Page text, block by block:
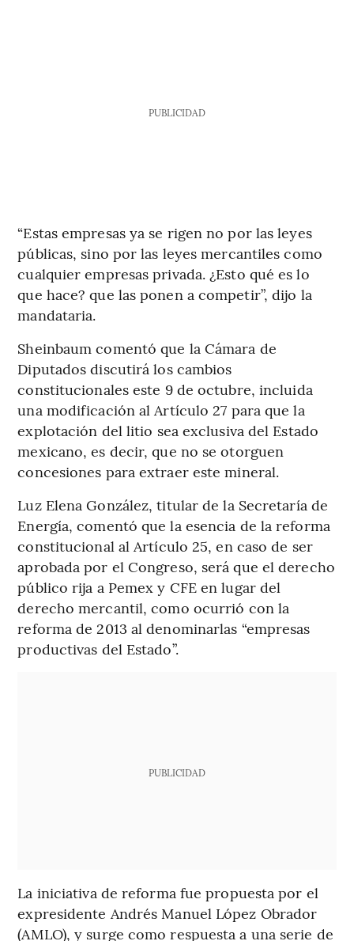
PUBLICIDAD
“Estas empresas ya se rigen no por las leyes
públicas, sino por las leyes mercantiles como
cualquier empresas privada. ¿Esto qué es lo
que hace? que las ponen a competir”, dijo la
mandataria.
Sheinbaum comentó que la Cámara de
Diputados discutirá los cambios
constitucionales este 9 de octubre, incluida
una modificación al Artículo 27 para que la
explotación del litio sea exclusiva del Estado
mexicano, es decir, que no se otorguen
concesiones para extraer este mineral.
Luz Elena González, titular de la Secretaría de
Energía, comentó que la esencia de la reforma
constitucional al Artículo 25, en caso de ser
aprobada por el Congreso, será que el derecho
público rija a Pemex y CFE en lugar del
derecho mercantil, como ocurrió con la
reforma de 2013 al denominarlas “empresas
productivas del Estado”.
PUBLICIDAD
La iniciativa de reforma fue propuesta por el
expresidente Andrés Manuel López Obrador
(AMLO), y surge como respuesta a una serie de